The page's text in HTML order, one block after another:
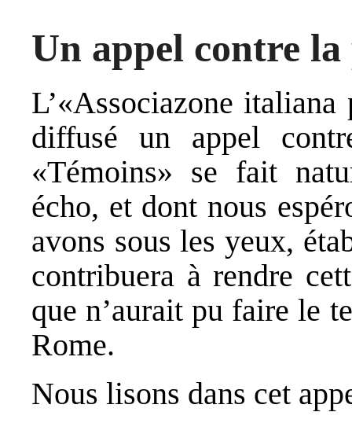
Un appel contre
L’«Associazone
diffusé un appel
«Témoins» se fait
écho, et dont nous
avons sous les yeux,
contribuera à rendre
que n’aurait pu faire le
Rome.
Nous lisons dans cet